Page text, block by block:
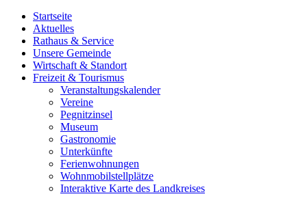
Startseite
Aktuelles
Rathaus & Service
Unsere Gemeinde
Wirtschaft & Standort
Freizeit & Tourismus
Veranstaltungskalender
Vereine
Pegnitzinsel
Museum
Gastronomie
Unterkünfte
Ferienwohnungen
Wohnmobilstellplätze
Interaktive Karte des Landkreises